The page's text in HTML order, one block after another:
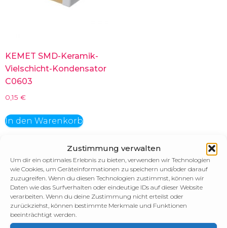
Zustimmung verwalten
Um dir ein optimales Erlebnis zu bieten, verwenden wir Technologien
wie Cookies, um Geräteinformationen zu speichern und/oder darauf
zuzugreifen. Wenn du diesen Technologien zustimmst, können wir
Daten wie das Surfverhalten oder eindeutige IDs auf dieser Website
verarbeiten. Wenn du deine Zustimmung nicht erteilst oder
zurückziehst, können bestimmte Merkmale und Funktionen
beeinträchtigt werden.
KEMET SMD-Keramik-
Vielschicht-Kondensator
C0603
0,15 €
In den Warenkorb